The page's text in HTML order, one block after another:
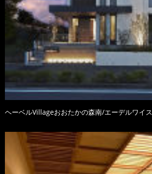
ヘーベルVillageおおたかの森南/エーデルワイス